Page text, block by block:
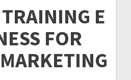
TRAINING E
FOR